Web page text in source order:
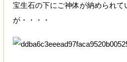
宝生石の下にご神体が納められ
が・・・・